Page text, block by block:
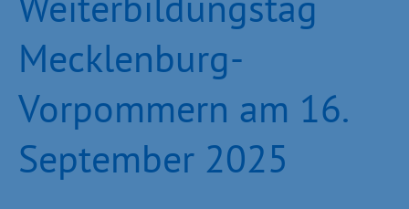
Mecklenburg-
Vorpommern am 16.
September 2025